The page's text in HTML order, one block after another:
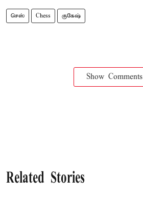
செஸ் Chess குகேஷ்
Show Comments
Related Stories